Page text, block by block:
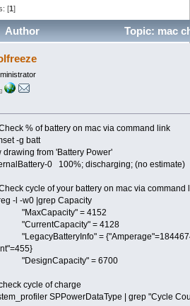
[1]
Author
Topic: mac
% of battery on mac via command link
-g batt
drawing from 'Battery Power'
0 100%; discharging; (no estimate)
cycle of your battery on mac via command
-l -w0 |grep Capacity
= 4152
= 4128
=
= 6700
cycle of charge
SPPowerDataType | grep "Cycle